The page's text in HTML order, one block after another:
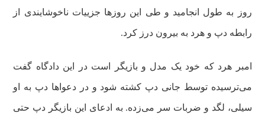
روز به طول انجامید و طی این روزها جزییات ناخوشایندی از
رابطه دپ و هرد به بیرون درز کرد.
امبر هرد که خود یک مدل و بازیگر است در این دادگاه گفت
می‌ترسیده توسط جانی دپ کشته شود و در دعواها دپ به او
سیلی، لگد و ضربات سر می‌زده. به ادعای این بازیگر دپ حتی